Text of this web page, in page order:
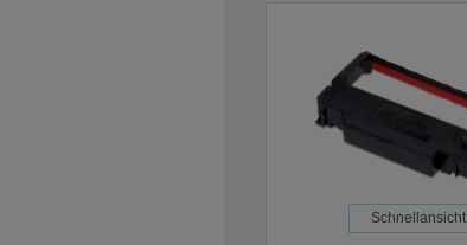
Schnellansicht